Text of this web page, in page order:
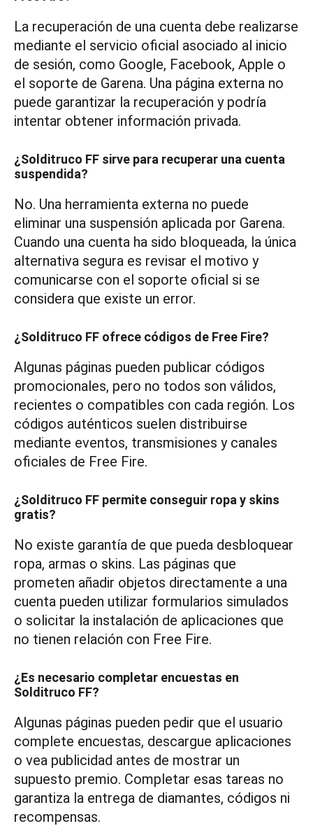
La recuperación de una cuenta debe realizarse
mediante el servicio oficial asociado al inicio
de sesión, como Google, Facebook, Apple o
el soporte de Garena. Una página externa no
puede garantizar la recuperación y podría
intentar obtener información privada.
¿Solditruco FF sirve para recuperar una cuenta
suspendida?
No. Una herramienta externa no puede
eliminar una suspensión aplicada por Garena.
Cuando una cuenta ha sido bloqueada, la única
alternativa segura es revisar el motivo y
comunicarse con el soporte oficial si se
considera que existe un error.
¿Solditruco FF ofrece códigos de Free Fire?
Algunas páginas pueden publicar códigos
promocionales, pero no todos son válidos,
recientes o compatibles con cada región. Los
códigos auténticos suelen distribuirse
mediante eventos, transmisiones y canales
oficiales de Free Fire.
¿Solditruco FF permite conseguir ropa y skins
gratis?
No existe garantía de que pueda desbloquear
ropa, armas o skins. Las páginas que
prometen añadir objetos directamente a una
cuenta pueden utilizar formularios simulados
o solicitar la instalación de aplicaciones que
no tienen relación con Free Fire.
¿Es necesario completar encuestas en
Solditruco FF?
Algunas páginas pueden pedir que el usuario
complete encuestas, descargue aplicaciones
o vea publicidad antes de mostrar un
supuesto premio. Completar esas tareas no
garantiza la entrega de diamantes, códigos ni
recompensas.